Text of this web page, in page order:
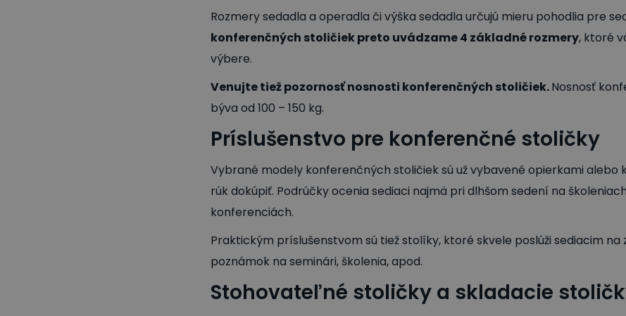
Rozmery sedadla a operadla či výška sedadla určujú mieru pohodlia pre
konferenčných stoličiek preto uvádzame 4 základné rozmery, ktoré
výbere.
Venujte tiež pozornosť nosnosti konferenčných stoličiek.Nosnosť
býva od 100 – 150 kg.
Príslušenstvo pre konferenčné stoličky
Vybrané modely konferenčných stoličiek sú už vybavené opierkami alebo
rúk dokúpiť. Podrúčky ocenia sediaci najmä pri dlhšom sedení na
konferenciách.
Praktickým príslušenstvom sú tiež stolíky, ktoré skvele poslúži sediacim na
poznámok na seminári, školenia, apod.
Stohovateľné stoličky a skladacie